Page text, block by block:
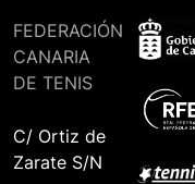
FEDERACIÓN
CANARIA
DE TENIS
C/ Ortiz de
Zarate S/N